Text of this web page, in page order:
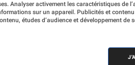
Analyser activement les caractéristiques de
sur un appareil. Publicités et
études d’audience et développement de